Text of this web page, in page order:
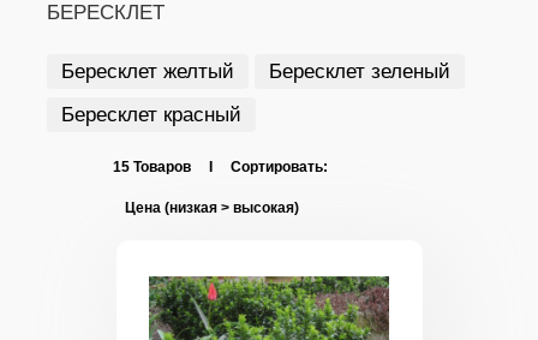
БЕРЕСКЛЕТ
Бересклет желтый
Бересклет зеленый
Бересклет красный
15 Товаров I Сортировать: